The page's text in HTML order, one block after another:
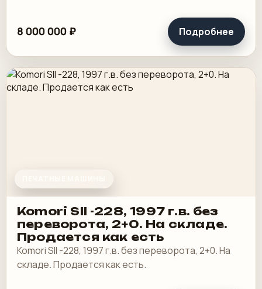
8 000 000 ₽ Подробнее
Komori SII -228, 1997 г.в. без
переворота, 2+0. На складе.
Продается как есть
Komori SII -228, 1997 г.в. без переворота, 2+0. На
складе. Продается как есть.